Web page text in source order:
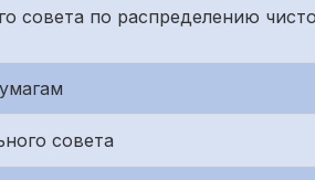
совета по распределению
совета